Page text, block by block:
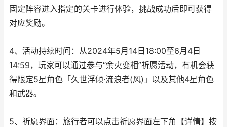
固定阵容进入指定的关卡进行体验，挑战成功后即可获得
对应奖励。
4、活动持续时间：从2024年5月14日18:00至6月4日
14:59，玩家可以通过参与“余火变相”祈愿活动，有机会获
得限定5星角色「久世浮倾·流浪者(风)」以及其他4星角色
和武器。
5、祈愿界面：旅行者可以点击祈愿界面左下角【详情】按